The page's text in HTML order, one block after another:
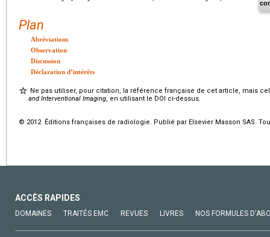
Plan
Abréviations
Observation
Discussion
Déclaration d’intérêts
Ne pas utiliser, pour citation, la référence française de cet article, mais
and Interventional Imaging , en utilisant le DOI ci-dessus.
© 2012 Éditions françaises de radiologie. Publié par Elsevier Masson SAS.
ACCÈS RAPIDES
DOMAINES TRAITÉS EMC REVUES LIVRES NOS FORMULES